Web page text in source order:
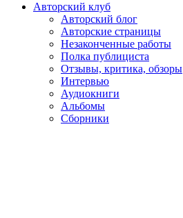
Авторский клуб
Авторский блог
Авторские страницы
Незаконченные работы
Полка публициста
Отзывы, критика, обзоры
Интервью
Аудиокниги
Альбомы
Сборники